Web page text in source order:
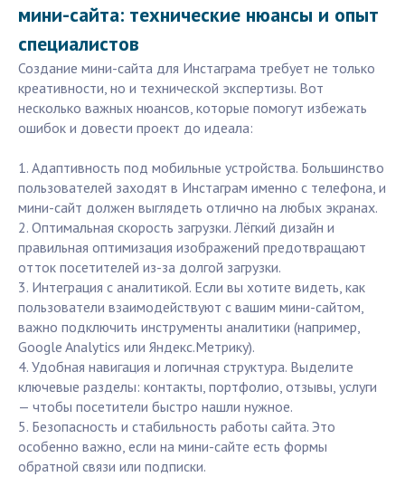
мини-сайта: технические нюансы и опыт
специалистов
Создание мини-сайта для Инстаграма требует не только
креативности, но и технической экспертизы. Вот
несколько важных нюансов, которые помогут избежать
ошибок и довести проект до идеала:
1. Адаптивность под мобильные устройства. Большинство
пользователей заходят в Инстаграм именно с телефона, и
мини-сайт должен выглядеть отлично на любых экранах.
2. Оптимальная скорость загрузки. Лёгкий дизайн и
правильная оптимизация изображений предотвращают
отток посетителей из-за долгой загрузки.
3. Интеграция с аналитикой. Если вы хотите видеть, как
пользователи взаимодействуют с вашим мини-сайтом,
важно подключить инструменты аналитики (например,
Google Analytics или Яндекс.Метрику).
4. Удобная навигация и логичная структура. Выделите
ключевые разделы: контакты, портфолио, отзывы, услуги
— чтобы посетители быстро нашли нужное.
5. Безопасность и стабильность работы сайта. Это
особенно важно, если на мини-сайте есть формы
обратной связи или подписки.